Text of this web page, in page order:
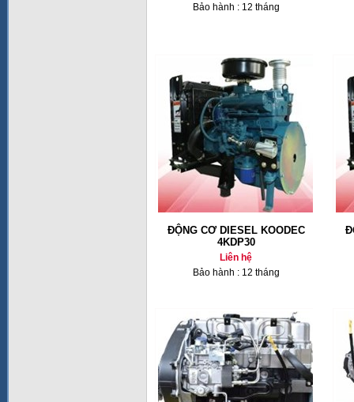
Bảo hành : 12 tháng
ĐỘNG CƠ DIESEL KOODEC
4KDP30
Liên hệ
Bảo hành : 12 tháng